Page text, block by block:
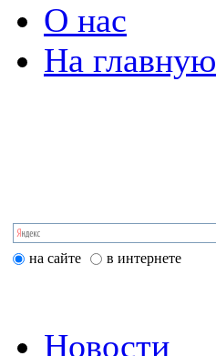
О нас
На главную
на сайте в интернете
Новости